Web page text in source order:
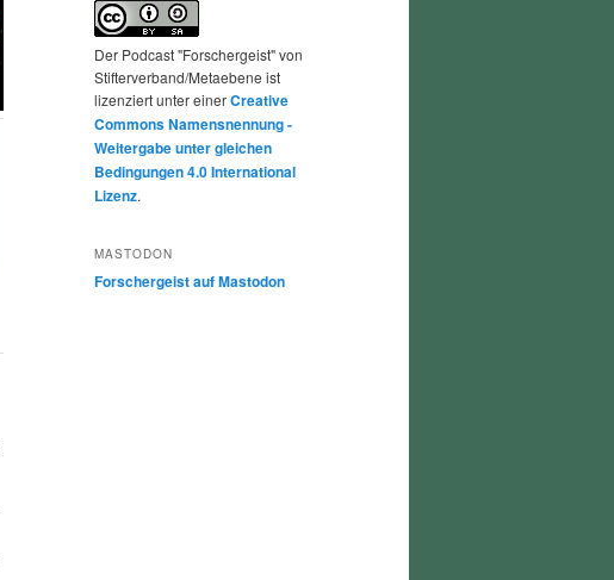
Der Podcast "Forschergeist" von
Stifterverband/Metaebene ist
lizenziert unter einerCreative
Commons Namensnennung -
Weitergabe unter gleichen
Bedingungen 4.0 International
Lizenz.
MASTODON
Forschergeist auf Mastodon